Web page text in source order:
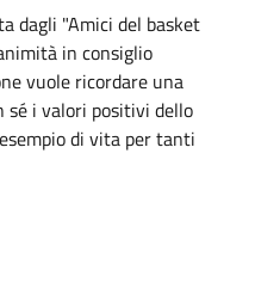
dagli "Amici del basket
in consiglio
vuole ricordare una
sé i valori positivi dello
di vita per tanti